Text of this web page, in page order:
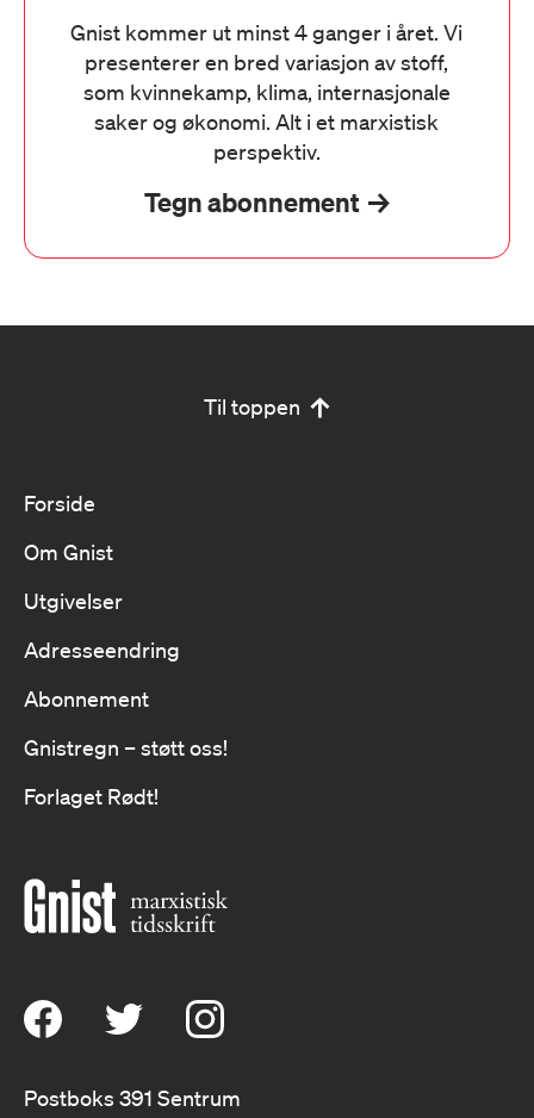
Gnist kommer ut minst 4 ganger i året. Vi
presenterer en bred variasjon av stoff,
som kvinnekamp, klima, internasjonale
saker og økonomi. Alt i et marxistisk
perspektiv.
Tegn abonnement
Til toppen
Forside
Om Gnist
Utgivelser
Adresseendring
Abonnement
Gnistregn – støtt oss!
Forlaget Rødt!
Postboks 391 Sentrum